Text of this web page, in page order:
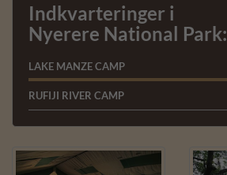
Indkvarteringer i
Nyerere National Park:
LAKE MANZE CAMP
RUFIJI RIVER CAMP